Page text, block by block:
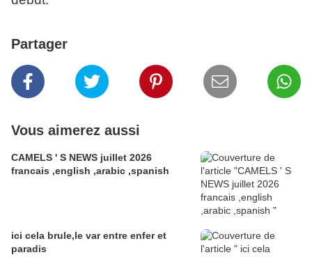
Partager
Vous aimerez aussi
CAMELS ' S NEWS juillet 2026
francais ,english ,arabic ,spanish
ici cela brule,le var entre enfer et
paradis